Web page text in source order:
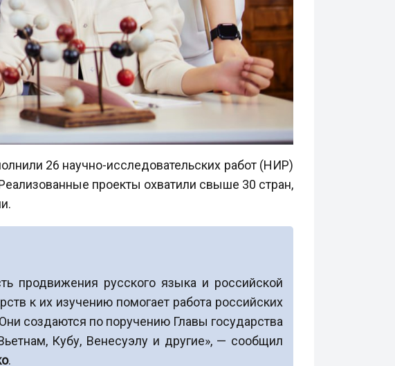
26 научно-исследовательских работ (НИР)
проекты охватили свыше 30 стран,
продвижения русского языка и российской
к их изучению помогает работа российских
создаются по поручению Главы государства
Кубу, Венесуэлу и другие», — сообщил
.